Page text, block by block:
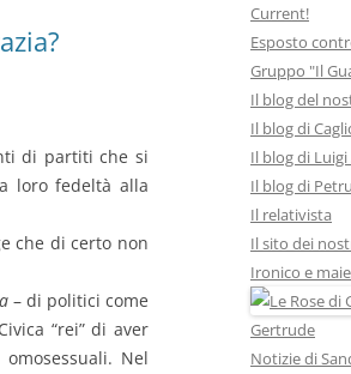
di partiti che si
loro fedeltà alla
che di certo non
– di politici come
“rei” di aver
Nel
Current!
Esposto
Gruppo "Il
Il blog del
Il blog di
Il blog di
Il blog di
Il relativista
Il sito dei
Ironico e
Gertrude
Notizie di